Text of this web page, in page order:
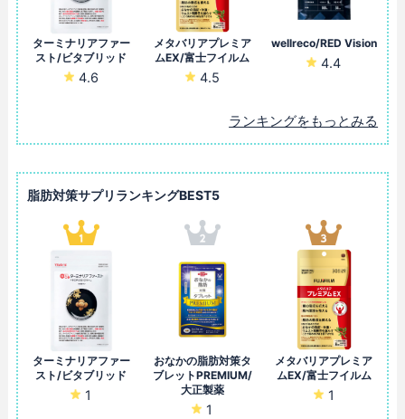
ターミナリアファー
スト/ビタブリッド
4.6
メタバリアプレミア
ムEX/富士フイルム
4.5
wellreco/RED Vision
4.4
ランキングをもっとみる
脂肪対策サプリランキングBEST5
ターミナリアファー
スト/ビタブリッド
1
おなかの脂肪対策タ
ブレットPREMIUM/
大正製薬
1
メタバリアプレミア
ムEX/富士フイルム
1